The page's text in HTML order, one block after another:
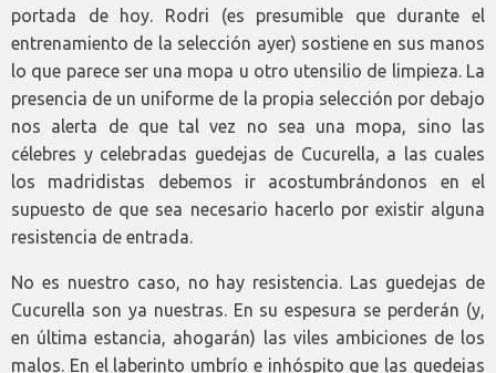
portada de hoy. Rodri (es presumible que durante el
entrenamiento de la selección ayer) sostiene en sus manos
lo que parece ser una mopa u otro utensilio de limpieza. La
presencia de un uniforme de la propia selección por debajo
nos alerta de que tal vez no sea una mopa, sino las
célebres y celebradas guedejas de Cucurella, a las cuales
los madridistas debemos ir acostumbrándonos en el
supuesto de que sea necesario hacerlo por existir alguna
resistencia de entrada.
No es nuestro caso, no hay resistencia. Las guedejas de
Cucurella son ya nuestras. En su espesura se perderán (y,
en última estancia, ahogarán) las viles ambiciones de los
malos. En el laberinto umbrío e inhóspito que las guedejas